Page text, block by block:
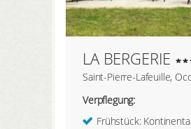
LA BERGERIE
Saint-Pierre-Lafeuille,
Verpflegung:
Frühstück: Kontinental